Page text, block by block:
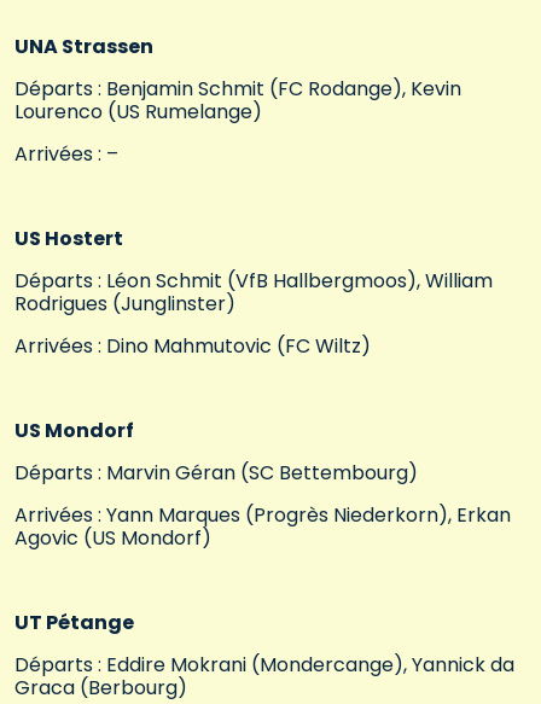
UNA Strassen
Départs : Benjamin Schmit (FC Rodange), Kevin
Lourenco (US Rumelange)
Arrivées : –
US Hostert
Départs : Léon Schmit (VfB Hallbergmoos), William
Rodrigues (Junglinster)
Arrivées : Dino Mahmutovic (FC Wiltz)
US Mondorf
Départs : Marvin Géran (SC Bettembourg)
Arrivées : Yann Marques (Progrès Niederkorn), Erkan
Agovic (US Mondorf)
UT Pétange
Départs : Eddire Mokrani (Mondercange), Yannick da
Graca (Berbourg)